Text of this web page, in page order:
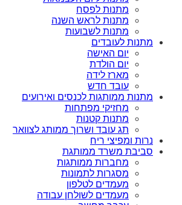
מתנות לפסח
מתנות לראש השנה
מתנות לשבועות
מתנות לעובדים
יום האישה
יום הולדת
מארז לידה
עובד חדש
מתנות ממותגות לכנסים ואירועים
מחזיקי מפתחות
מתנות קטנות
תג עובד ושרוך ממותג לצוואר
נרות ומפיצי ריח
סביבת משרד ממותגת
מחברות ממותגות
מסגרות לתמונות
מעמדים לטלפון
מעמדים לשולחן עבודה